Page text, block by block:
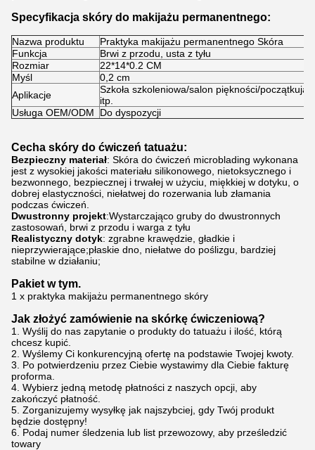
Specyfikacja skóry do makijażu permanentnego:
Nazwa produktu
Praktyka makijażu permanentnego Skóra
Funkcja
Brwi z przodu, usta z tyłu
Rozmiar
22*14*0.2 CM
Myśl
0,2 cm
Aplikacje
Szkoła szkoleniowa/salon piękności/
itp.
Usługa OEM/ODM
Do dyspozycji
Cecha skóry do ćwiczeń tatuażu:
Bezpieczny materiał: Skóra do ćwiczeń microblading wykonana
jest z wysokiej jakości materiału silikonowego, nietoksycznego i
bezwonnego, bezpiecznej i trwałej w użyciu, miękkiej w dotyku, o
dobrej elastyczności, niełatwej do rozerwania lub złamania
podczas ćwiczeń.
Dwustronny projekt:Wystarczająco gruby do dwustronnych
zastosowań, brwi z przodu i warga z tyłu
Realistyczny dotyk: zgrabne krawędzie, gładkie i
nieprzywierające;płaskie dno, niełatwe do poślizgu, bardziej
stabilne w działaniu;
Pakiet w tym.
1 x praktyka makijażu permanentnego skóry
Jak złożyć zamówienie na skórkę ćwiczeniową?
1. Wyślij do nas zapytanie o produkty do tatuażu i ilość, którą
chcesz kupić.
2. Wyślemy Ci konkurencyjną ofertę na podstawie Twojej kwoty.
3. Po potwierdzeniu przez Ciebie wystawimy dla Ciebie fakturę
proforma.
4. Wybierz jedną metodę płatności z naszych opcji, aby
zakończyć płatność.
5. Zorganizujemy wysyłkę jak najszybciej, gdy Twój produkt
będzie dostępny!
6. Podaj numer śledzenia lub list przewozowy, aby prześledzić
towary